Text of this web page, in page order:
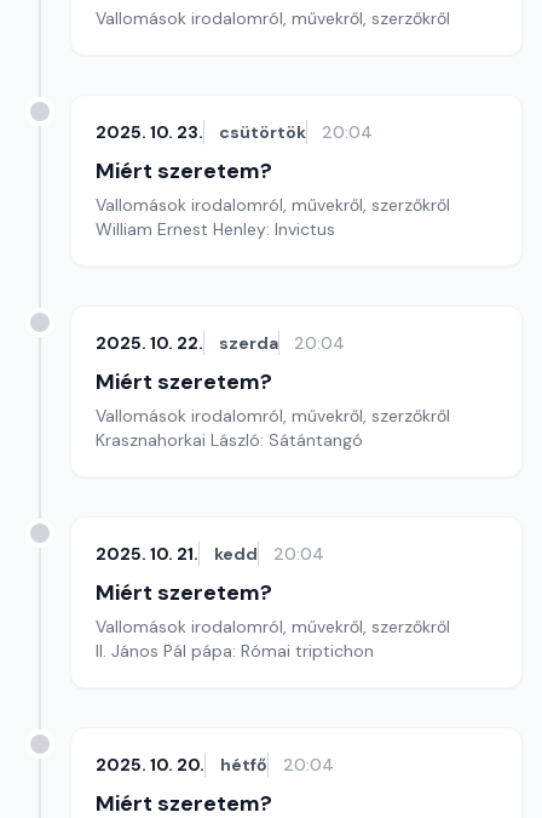
Vallomások irodalomról, művekről, szerzőkről
2025. 10. 23. csütörtök 20:04
Miért szeretem?
Vallomások irodalomról, művekről, szerzőkről
William Ernest Henley: Invictus
2025. 10. 22. szerda 20:04
Miért szeretem?
Vallomások irodalomról, művekről, szerzőkről
Krasznahorkai László: Sátántangó
2025. 10. 21. kedd 20:04
Miért szeretem?
Vallomások irodalomról, művekről, szerzőkről
II. János Pál pápa: Római triptichon
2025. 10. 20. hétfő 20:04
Miért szeretem?